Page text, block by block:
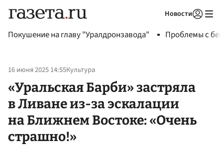
Новости
Покушение на главу "Уралдронзавода" Проблемы с
16 июня 2025 14:55Культура
«Уральская Барби» застряла
в Ливане из-за эскалации
на Ближнем Востоке: «Очень
страшно!»